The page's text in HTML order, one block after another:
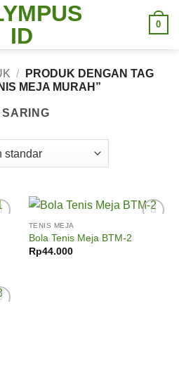
0
/
PRODUK DENGAN TAG
MEJA MURAH”
SARING
TENIS MEJA
Bola Tenis Meja BTM-2
Rp44.000